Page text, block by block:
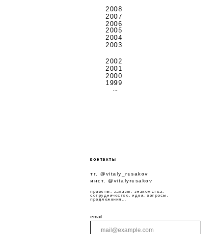
2006
2007
2008
2003
2004
2005
2000
2001
2002
1999
...
контакты
инст. @vitalyrusakov
тг. @vitaly_rusakov
email
приветы, заказы, знакомства,
сотрудничество, идеи, вопросы,
предложения...